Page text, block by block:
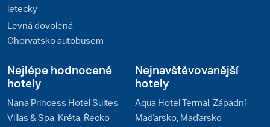
letecky
Levná dovolená
Chorvatsko autobusem
Nejlépe hodnocené
hotely
Nana Princess Hotel Suites
Villas & Spa, Kréta, Řecko
Nejnavštěvovanější
hotely
Aqua Hotel Termal, Západní
Maďarsko, Maďarsko